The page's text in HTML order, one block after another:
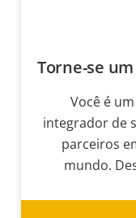
Torne-se
Você é
integrador de
parceiros
mundo.